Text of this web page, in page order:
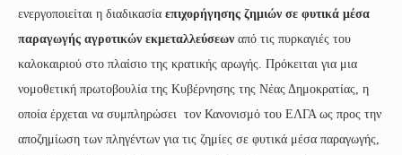
ενεργοποιείται η διαδικασία επιχορήγησης ζημιών σε φυτικά μέσα
παραγωγής αγροτικών εκμεταλλεύσεων από τις πυρκαγιές του
καλοκαιριού στο πλαίσιο της κρατικής αρωγής. Πρόκειται για μια
νομοθετική πρωτοβουλία της Κυβέρνησης της Νέας Δημοκρατίας, η
οποία έρχεται να συμπληρώσει τον Κανονισμό του ΕΛΓΑ ως προς την
αποζημίωση των πληγέντων για τις ζημίες σε φυτικά μέσα παραγωγής,